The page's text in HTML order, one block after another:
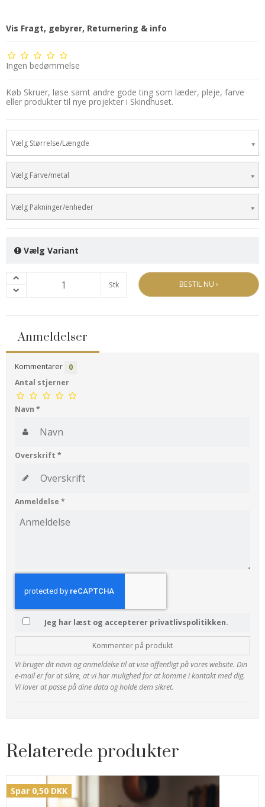
Vis Fragt, gebyrer, Returnering & info
Ingen bedømmelse
Køb Skruer, løse samt andre gode ting som læder, pleje, farve
eller produkter til nye projekter i Skindhuset.
Vælg Størrelse/Længde
Vælg Farve/metal
Vælg Pakninger/enheder
Vælg Variant
Stk BESTIL NU ›
Anmeldelser
Kommentarer
0
Antal stjerner
Navn *
Overskrift *
Anmeldelse *
Jeg har læst og accepterer privatlivspolitikken.
Kommenter på produkt
Vi bruger dit navn og anmeldelse til at vise offentligt på vores website. Din
e-mail er for at sikre, at vi har mulighed for at komme i kontakt med dig.
Vi lover at passe på dine data og holde dem sikret.
Relaterede produkter
Spar 0,50 DKK